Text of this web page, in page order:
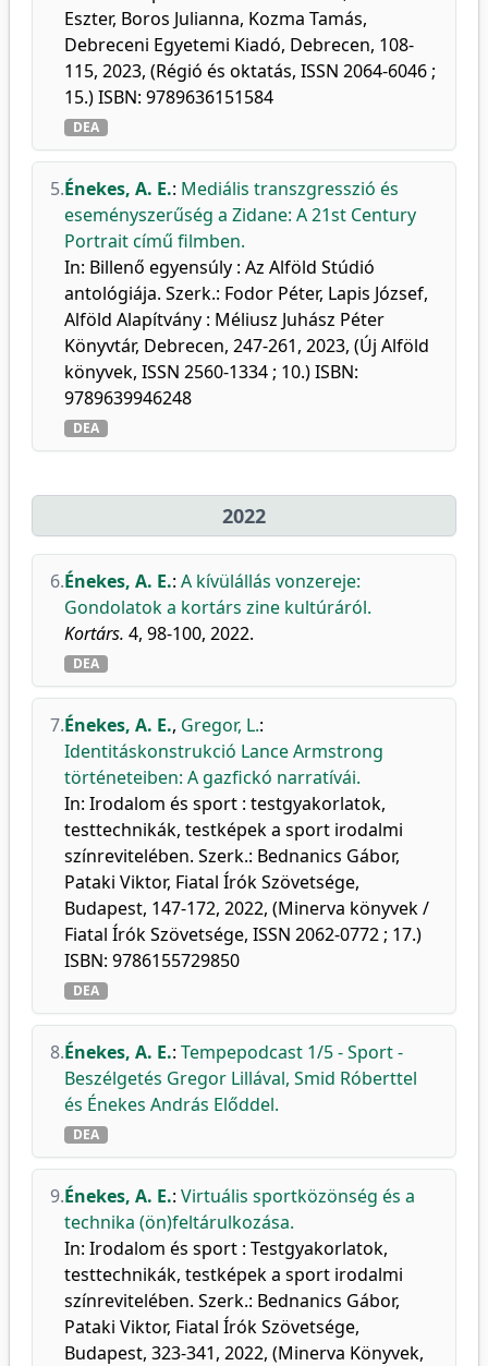
Eszter, Boros Julianna, Kozma Tamás,
Debreceni Egyetemi Kiadó, Debrecen, 108-
115, 2023, (Régió és oktatás, ISSN 2064-6046 ;
15.) ISBN: 9789636151584
DEA
5.Énekes, A. E.: Mediális transzgresszió és
eseményszerűség a Zidane: A 21st Century
Portrait című filmben.
In: Billenő egyensúly : Az Alföld Stúdió
antológiája. Szerk.: Fodor Péter, Lapis József,
Alföld Alapítvány : Méliusz Juhász Péter
Könyvtár, Debrecen, 247-261, 2023, (Új Alföld
könyvek, ISSN 2560-1334 ; 10.) ISBN:
9789639946248
DEA
2022
6.Énekes, A. E.: A kívülállás vonzereje:
Gondolatok a kortárs zine kultúráról.
Kortárs. 4, 98-100, 2022.
DEA
7.Énekes, A. E., Gregor, L.:
Identitáskonstrukció Lance Armstrong
történeteiben: A gazfickó narratívái.
In: Irodalom és sport : testgyakorlatok,
testtechnikák, testképek a sport irodalmi
színrevitelében. Szerk.: Bednanics Gábor,
Pataki Viktor, Fiatal Írók Szövetsége,
Budapest, 147-172, 2022, (Minerva könyvek /
Fiatal Írók Szövetsége, ISSN 2062-0772 ; 17.)
ISBN: 9786155729850
DEA
8.Énekes, A. E.: Tempepodcast 1/5 - Sport -
Beszélgetés Gregor Lillával, Smid Róberttel
és Énekes András Előddel.
DEA
9.Énekes, A. E.: Virtuális sportközönség és a
technika (ön)feltárulkozása.
In: Irodalom és sport : Testgyakorlatok,
testtechnikák, testképek a sport irodalmi
színrevitelében. Szerk.: Bednanics Gábor,
Pataki Viktor, Fiatal Írók Szövetsége,
Budapest, 323-341, 2022, (Minerva Könyvek,